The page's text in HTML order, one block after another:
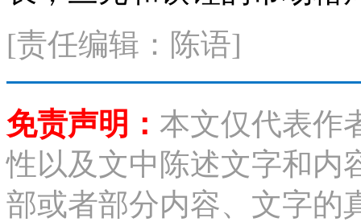
[责任编辑：陈语]
免责声明： 本文仅代表作
性以及文中陈述文字和内
部或者部分内容、文字的